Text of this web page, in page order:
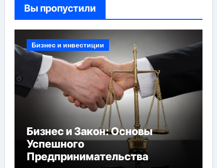
Вы пропустили
Бизнес и инвестиции
Бизнес и Закон: Основы
Успешного
Предпринимательства